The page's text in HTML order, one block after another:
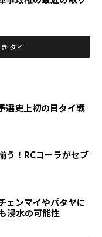
タイ
選史上初の日タイ戦
う！RCコーラがセブ
ェンマイやパタヤに
浸水の可能性